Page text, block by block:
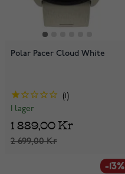
Polar Pacer Cloud White
I lager
2 699,00 Kr
1 889,00 Kr
-13%